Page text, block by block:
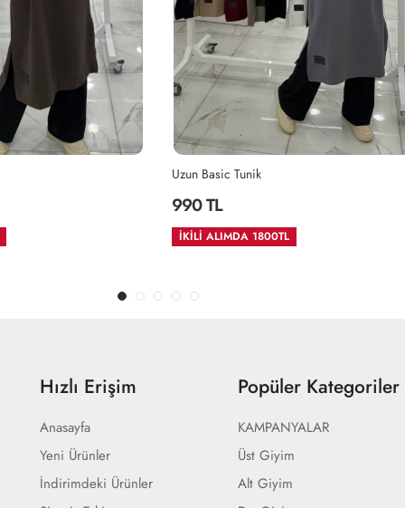
Uzun Basic Tunik
990 TL
İKİLİ ALIMDA 1800TL
Hızlı Erişim
Anasayfa
Yeni Ürünler
İndirimdeki Ürünler
Popüler Kategoriler
KAMPANYALAR
Üst Giyim
Alt Giyim